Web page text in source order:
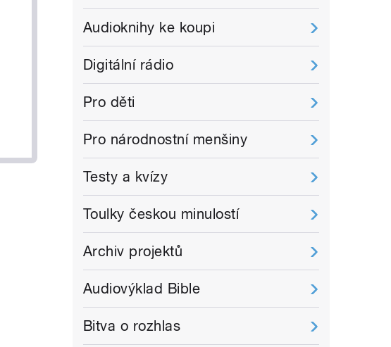
Audioknihy ke koupi
Digitální rádio
Pro děti
Pro národnostní menšiny
Testy a kvízy
Toulky českou minulostí
Archiv projektů
Audiovýklad Bible
Bitva o rozhlas